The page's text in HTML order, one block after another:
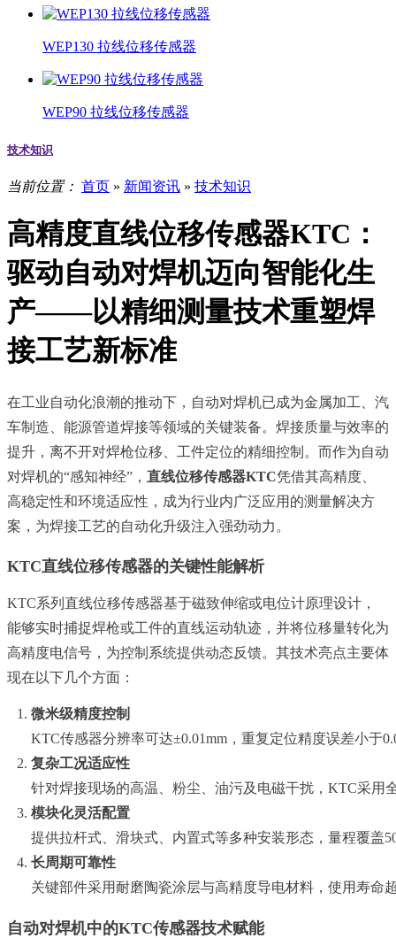
WEP130 拉线位移传感器
WEP90 拉线位移传感器
技术知识
当前位置： 首页 » 新闻资讯 » 技术知识
高精度直线位移传感器KTC：
驱动自动对焊机迈向智能化生
产——以精细测量技术重塑焊
接工艺新标准
在工业自动化浪潮的推动下，自动对焊机已成为金属加工、汽
车制造、能源管道焊接等领域的关键装备。焊接质量与效率的
提升，离不开对焊枪位移、工件定位的精细控制。而作为自动
对焊机的“感知神经”， 直线位移传感器KTC凭借其高精度、
高稳定性和环境适应性，成为行业内广泛应用的测量解决方
案，为焊接工艺的自动化升级注入强劲动力。
KTC直线位移传感器的关键性能解析
KTC系列直线位移传感器基于磁致伸缩或电位计原理设计，
能够实时捕捉焊枪或工件的直线运动轨迹，并将位移量转化为
高精度电信号，为控制系统提供动态反馈。其技术亮点主要体
现在以下几个方面：
微米级精度控制
KTC传感器分辨率可达±0.01mm，重复定位精度误差小于
复杂工况适应性
针对焊接现场的高温、粉尘、油污及电磁干扰，KTC采
模块化灵活配置
提供拉杆式、滑块式、内置式等多种安装形态，量程覆盖
长周期可靠性
关键部件采用耐磨陶瓷涂层与高精度导电材料，使用寿命
自动对焊机中的KTC传感器技术赋能